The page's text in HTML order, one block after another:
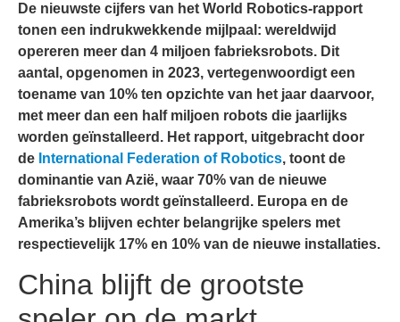
De nieuwste cijfers van het World Robotics-rapport
tonen een indrukwekkende mijlpaal: wereldwijd
opereren meer dan 4 miljoen fabrieksrobots. Dit
aantal, opgenomen in 2023, vertegenwoordigt een
toename van 10% ten opzichte van het jaar daarvoor,
met meer dan een half miljoen robots die jaarlijks
worden geïnstalleerd. Het rapport, uitgebracht door
de International Federation of Robotics, toont de
dominantie van Azië, waar 70% van de nieuwe
fabrieksrobots wordt geïnstalleerd. Europa en de
Amerika’s blijven echter belangrijke spelers met
respectievelijk 17% en 10% van de nieuwe installaties.
China blijft de grootste